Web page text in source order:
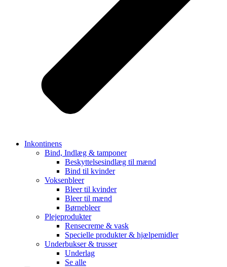
Inkontinens
Bind, Indlæg & tamponer
Beskyttelsesindlæg til mænd
Bind til kvinder
Voksenbleer
Bleer til kvinder
Bleer til mænd
Børnebleer
Plejeprodukter
Rensecreme & vask
Specielle produkter & hjælpemidler
Underbukser & trusser
Underlag
Se alle